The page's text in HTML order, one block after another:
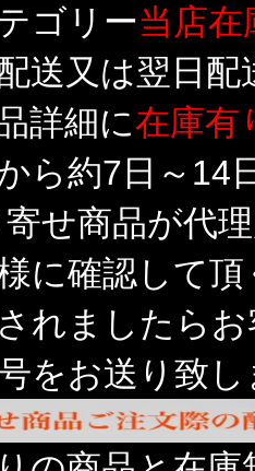
ゴリー当店在
送又は翌日
詳細に在庫有
ら約7日～14
寄せ商品が代
に確認して
れましたら
をお送り致し